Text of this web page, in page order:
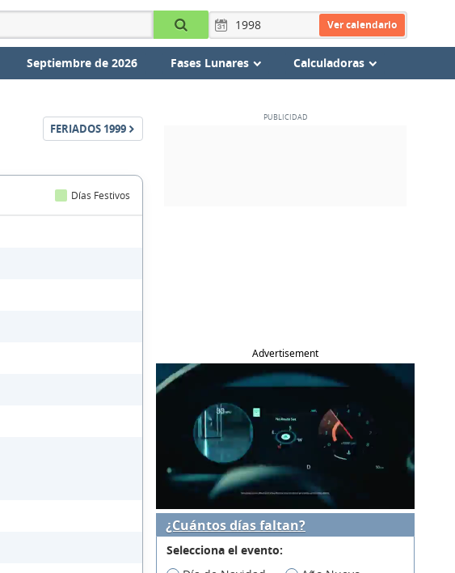
Ver calendario
Septiembre de 2026 Fases Lunares Calculadoras
FERIADOS 1999
Días Festivos
Advertisement
¿Cuántos días faltan?
Selecciona el evento: